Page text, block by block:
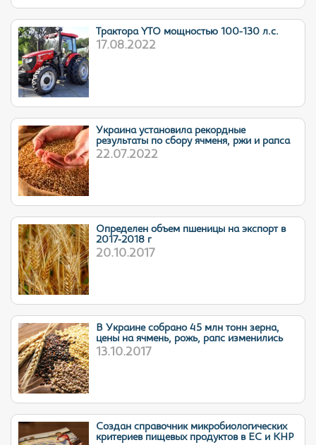
Трактора YTO мощностью 100-130 л.с.
17.08.2022
Украина установила рекордные
результаты по сбору ячменя, ржи и рапса
22.07.2022
Определен объем пшеницы на экспорт в
2017-2018 г
20.10.2017
В Украине собрано 45 млн тонн зерна,
цены на ячмень, рожь, рапс изменились
13.10.2017
Cоздан справочник микробиологических
критериев пищевых продуктов в ЕС и КНР